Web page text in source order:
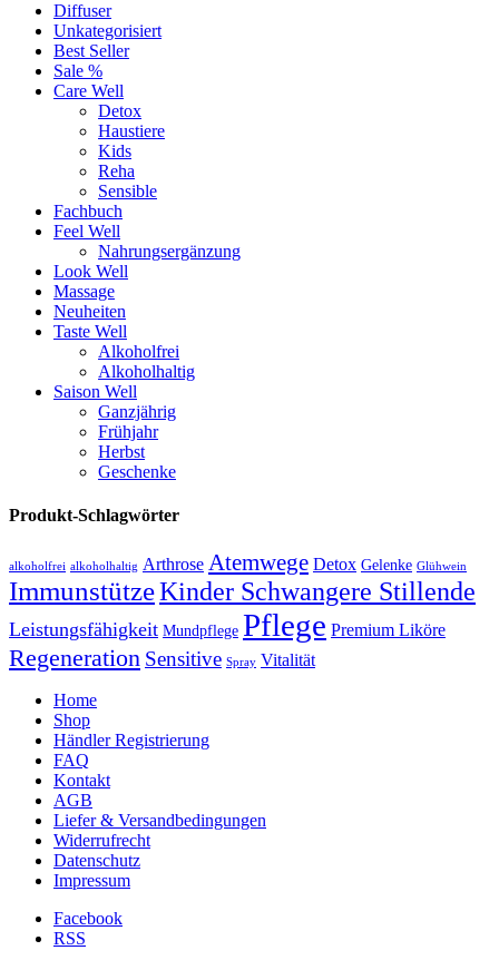
Diffuser
Unkategorisiert
Best Seller
Sale %
Care Well
Detox
Haustiere
Kids
Reha
Sensible
Fachbuch
Feel Well
Nahrungsergänzung
Look Well
Massage
Neuheiten
Taste Well
Alkoholfrei
Alkoholhaltig
Saison Well
Ganzjährig
Frühjahr
Herbst
Geschenke
Produkt-Schlagwörter
alkoholfrei alkoholhaltig Arthrose Atemwege Detox Gelenke Glühwein
ImmunstützeKinder Schwangere Stillende
Leistungsfähigkeit Mundpflege Pflege Premium Liköre
Regeneration Sensitive Spray Vitalität
Home
Shop
Händler Registrierung
FAQ
Kontakt
AGB
Liefer & Versandbedingungen
Widerrufrecht
Datenschutz
Impressum
Facebook
RSS